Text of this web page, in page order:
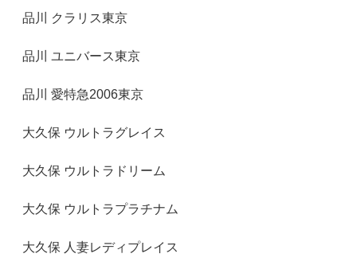
品川 クラリス東京
品川 ユニバース東京
品川 愛特急2006東京
大久保 ウルトラグレイス
大久保 ウルトラドリーム
大久保 ウルトラプラチナム
大久保 人妻レディプレイス